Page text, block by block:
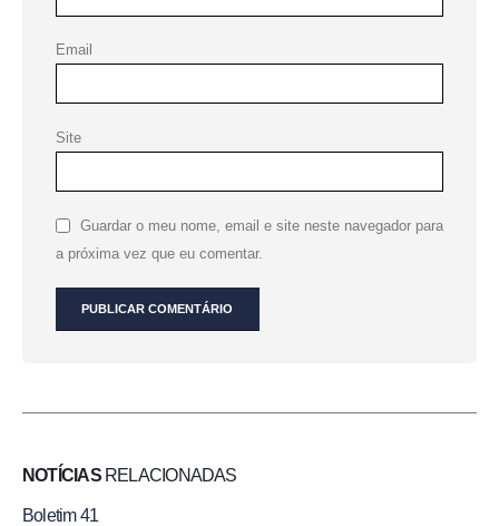
Email
Site
Guardar o meu nome, email e site neste navegador para
a próxima vez que eu comentar.
NOTÍCIASRELACIONADAS
Boletim 41